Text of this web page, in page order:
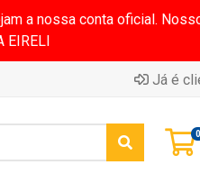
a nossa conta oficial.
EIRELI
Já é
0